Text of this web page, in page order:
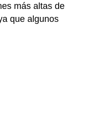
más altas de
que algunos